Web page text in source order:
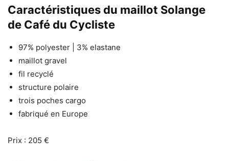
Caractéristiques du maillot Solange
de Café du Cycliste
97% polyester | 3% elastane
maillot gravel
fil recyclé
structure polaire
trois poches cargo
fabriqué en Europe
Prix : 205 €